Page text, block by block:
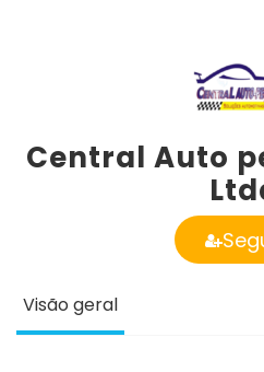
Central Auto
Visão geral